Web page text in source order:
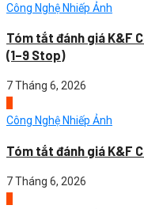
Công Nghệ Nhiếp Ảnh
Tóm tắt đánh giá K&F
(1–9 Stop)
7 Tháng 6, 2026
Công Nghệ Nhiếp Ảnh
Tóm tắt đánh giá K&F
7 Tháng 6, 2026